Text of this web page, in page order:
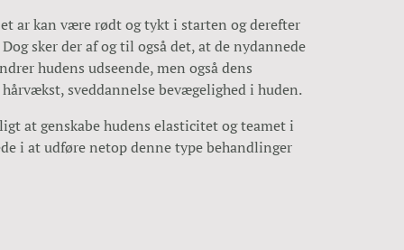
ar kan være rødt og tykt i starten og derefter
sker der af og til også det, at de nydannede
hudens udseende, men også dens
sveddannelse bevægelighed i huden.
at genskabe hudens elasticitet og teamet i
i at udføre netop denne type behandlinger